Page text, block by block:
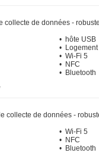
collecte de données -
• hôte USB
• Logement
• Wi-Fi 5
• NFC
• Bluetooth
collecte de données -
• Wi-Fi 5
• NFC
• Bluetooth